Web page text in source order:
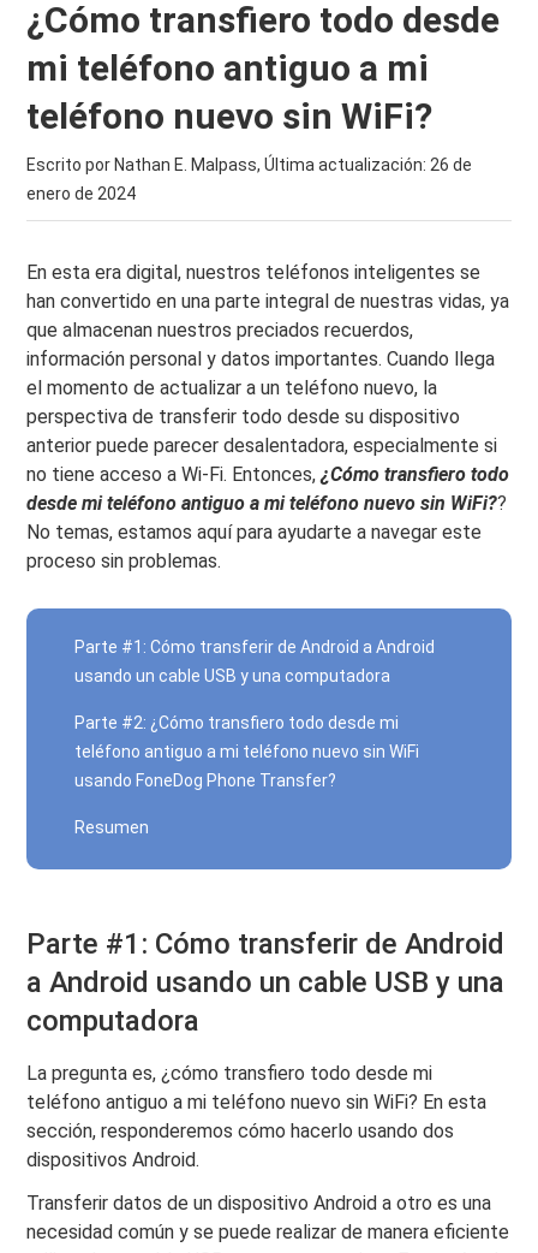
¿Cómo transfiero todo desde
mi teléfono antiguo a mi
teléfono nuevo sin WiFi?
Escrito por Nathan E. Malpass, Última actualización: 26 de
enero de 2024
En esta era digital, nuestros teléfonos inteligentes se
han convertido en una parte integral de nuestras vidas, ya
que almacenan nuestros preciados recuerdos,
información personal y datos importantes. Cuando llega
el momento de actualizar a un teléfono nuevo, la
perspectiva de transferir todo desde su dispositivo
anterior puede parecer desalentadora, especialmente si
no tiene acceso a Wi-Fi. Entonces,¿Cómo transfiero todo
desde mi teléfono antiguo a mi teléfono nuevo sin WiFi??
No temas, estamos aquí para ayudarte a navegar este
proceso sin problemas.
Parte #1: Cómo transferir de Android a Android
usando un cable USB y una computadora
Parte #2: ¿Cómo transfiero todo desde mi
teléfono antiguo a mi teléfono nuevo sin WiFi
usando FoneDog Phone Transfer?
Resumen
Parte #1: Cómo transferir de Android
a Android usando un cable USB y una
computadora
La pregunta es, ¿cómo transfiero todo desde mi
teléfono antiguo a mi teléfono nuevo sin WiFi? En esta
sección, responderemos cómo hacerlo usando dos
dispositivos Android.
Transferir datos de un dispositivo Android a otro es una
necesidad común y se puede realizar de manera eficiente